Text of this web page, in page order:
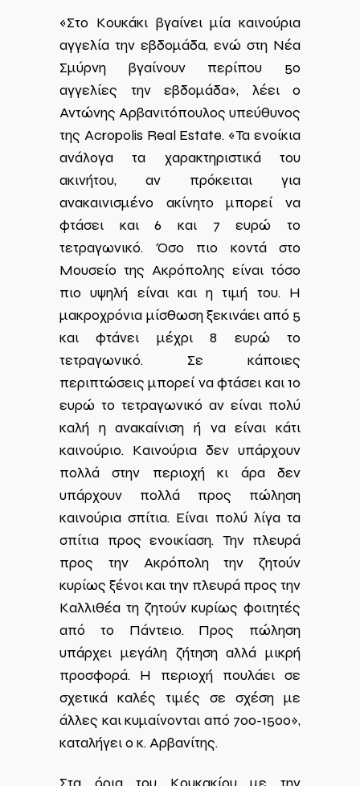
«Στο Κουκάκι βγαίνει μία καινούρια
αγγελία την εβδομάδα, ενώ στη Νέα
Σμύρνη βγαίνουν περίπου 50
αγγελίες την εβδομάδα», λέει ο
Αντώνης Αρβανιτόπουλος υπεύθυνος
της Acropolis Real Estate. «Τα ενοίκια
ανάλογα τα χαρακτηριστικά του
ακινήτου, αν πρόκειται για
ανακαινισμένο ακίνητο μπορεί να
φτάσει και 6 και 7 ευρώ το
τετραγωνικό. Όσο πιο κοντά στο
Μουσείο της Ακρόπολης είναι τόσο
πιο υψηλή είναι και η τιμή του. Η
μακροχρόνια μίσθωση ξεκινάει από 5
και φτάνει μέχρι 8 ευρώ το
τετραγωνικό. Σε κάποιες
περιπτώσεις μπορεί να φτάσει και 10
ευρώ το τετραγωνικό αν είναι πολύ
καλή η ανακαίνιση ή να είναι κάτι
καινούριο. Καινούρια δεν υπάρχουν
πολλά στην περιοχή κι άρα δεν
υπάρχουν πολλά προς πώληση
καινούρια σπίτια. Είναι πολύ λίγα τα
σπίτια προς ενοικίαση. Την πλευρά
προς την Ακρόπολη την ζητούν
κυρίως ξένοι και την πλευρά προς την
Καλλιθέα τη ζητούν κυρίως φοιτητές
από το Πάντειο. Προς πώληση
υπάρχει μεγάλη ζήτηση αλλά μικρή
προσφορά. Η περιοχή πουλάει σε
σχετικά καλές τιμές σε σχέση με
άλλες και κυμαίνονται από 700-1500»,
καταλήγει ο κ. Αρβανίτης.
Στα όρια του Κουκακίου με την